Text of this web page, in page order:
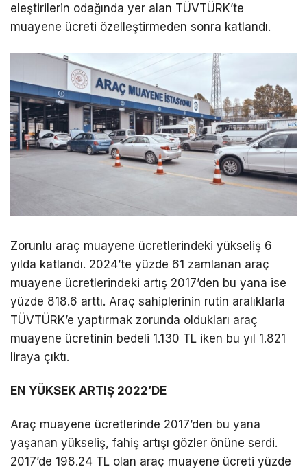
eleştirilerin odağında yer alan TÜVTÜRK’te
muayene ücreti özelleştirmeden sonra katlandı.
Zorunlu araç muayene ücretlerindeki yükseliş 6
yılda katlandı. 2024’te yüzde 61 zamlanan araç
muayene ücretlerindeki artış 2017’den bu yana ise
yüzde 818.6 arttı. Araç sahiplerinin rutin aralıklarla
TÜVTÜRK’e yaptırmak zorunda oldukları araç
muayene ücretinin bedeli 1.130 TL iken bu yıl 1.821
liraya çıktı.
EN YÜKSEK ARTIŞ 2022’DE
Araç muayene ücretlerinde 2017’den bu yana
yaşanan yükseliş, fahiş artışı gözler önüne serdi.
2017’de 198.24 TL olan araç muayene ücreti yüzde